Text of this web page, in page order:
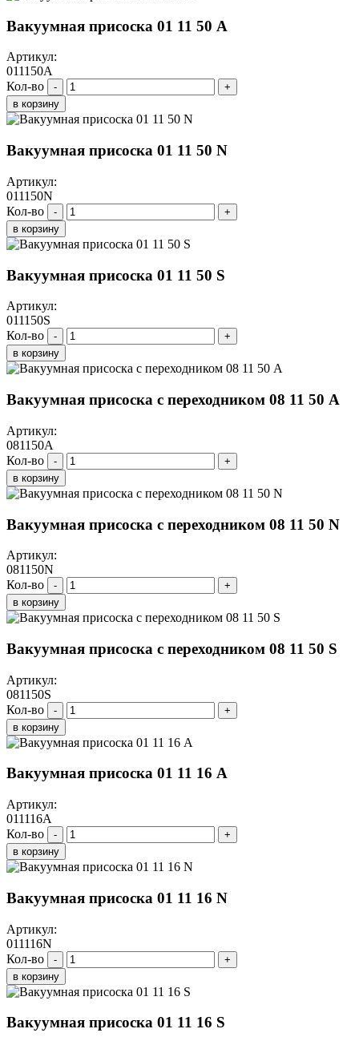
Вакуумная присоска 01 11 50 A
Артикул:
011150A
Кол-во
-
+
в корзину
Вакуумная присоска 01 11 50 N
Артикул:
011150N
Кол-во
-
+
в корзину
Вакуумная присоска 01 11 50 S
Артикул:
011150S
Кол-во
-
+
в корзину
Вакуумная присоска с переходником 08 11 50 A
Артикул:
081150A
Кол-во
-
+
в корзину
Вакуумная присоска с переходником 08 11 50 N
Артикул:
081150N
Кол-во
-
+
в корзину
Вакуумная присоска с переходником 08 11 50 S
Артикул:
081150S
Кол-во
-
+
в корзину
Вакуумная присоска 01 11 16 A
Артикул:
011116A
Кол-во
-
+
в корзину
Вакуумная присоска 01 11 16 N
Артикул:
011116N
Кол-во
-
+
в корзину
Вакуумная присоска 01 11 16 S